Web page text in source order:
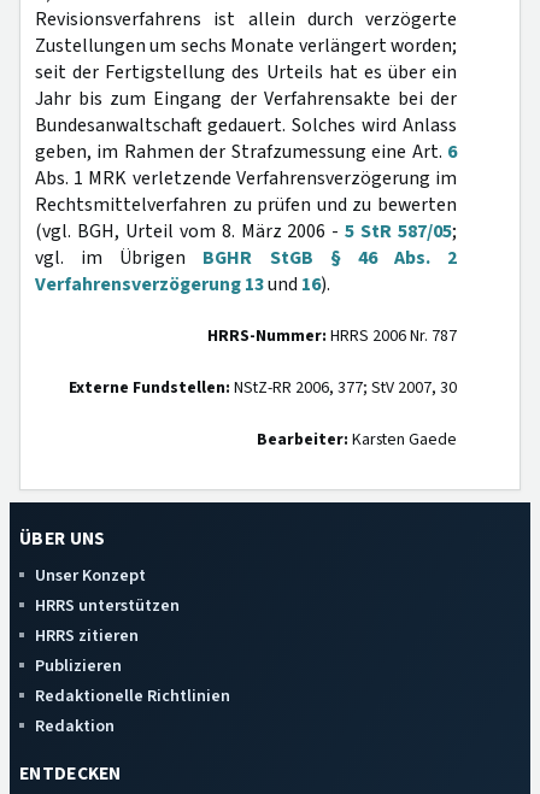
Revisionsverfahrens ist allein durch verzögerte
Zustellungen um sechs Monate verlängert worden;
seit der Fertigstellung des Urteils hat es über ein
Jahr bis zum Eingang der Verfahrensakte bei der
Bundesanwaltschaft gedauert. Solches wird Anlass
geben, im Rahmen der Strafzumessung eine Art. 6
Abs. 1 MRK verletzende Verfahrensverzögerung im
Rechtsmittelverfahren zu prüfen und zu bewerten
(vgl. BGH, Urteil vom 8. März 2006 -5 StR 587/05;
vgl. im Übrigen BGHR StGB § 46 Abs. 2
Verfahrensverzögerung 13und 16).
HRRS-Nummer: HRRS 2006 Nr. 787
Externe Fundstellen: NStZ-RR 2006, 377; StV 2007, 30
Bearbeiter: Karsten Gaede
ÜBER UNS
Unser Konzept
HRRS unterstützen
HRRS zitieren
Publizieren
Redaktionelle Richtlinien
Redaktion
ENTDECKEN